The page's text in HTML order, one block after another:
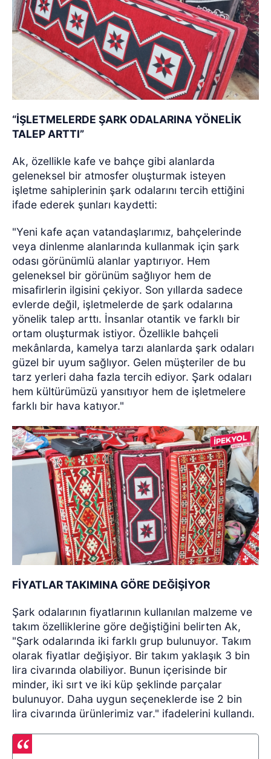
“İŞLETMELERDE ŞARK ODALARINA YÖNELİK
TALEP ARTTI”
Ak, özellikle kafe ve bahçe gibi alanlarda
geleneksel bir atmosfer oluşturmak isteyen
işletme sahiplerinin şark odalarını tercih ettiğini
ifade ederek şunları kaydetti:
"Yeni kafe açan vatandaşlarımız, bahçelerinde
veya dinlenme alanlarında kullanmak için şark
odası görünümlü alanlar yaptırıyor. Hem
geleneksel bir görünüm sağlıyor hem de
misafirlerin ilgisini çekiyor. Son yıllarda sadece
evlerde değil, işletmelerde de şark odalarına
yönelik talep arttı. İnsanlar otantik ve farklı bir
ortam oluşturmak istiyor. Özellikle bahçeli
mekânlarda, kamelya tarzı alanlarda şark odaları
güzel bir uyum sağlıyor. Gelen müşteriler de bu
tarz yerleri daha fazla tercih ediyor. Şark odaları
hem kültürümüzü yansıtıyor hem de işletmelere
farklı bir hava katıyor."
FİYATLAR TAKIMINA GÖRE DEĞİŞİYOR
Şark odalarının fiyatlarının kullanılan malzeme ve
takım özelliklerine göre değiştiğini belirten Ak,
"Şark odalarında iki farklı grup bulunuyor. Takım
olarak fiyatlar değişiyor. Bir takım yaklaşık 3 bin
lira civarında olabiliyor. Bunun içerisinde bir
minder, iki sırt ve iki küp şeklinde parçalar
bulunuyor. Daha uygun seçeneklerde ise 2 bin
lira civarında ürünlerimiz var." ifadelerini kullandı.